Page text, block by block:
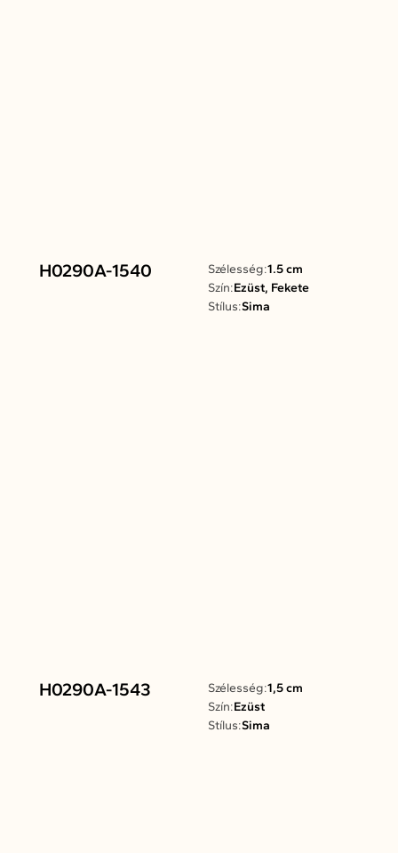
H0290A-1540 Szélesség:1.5 cm
Szín:Ezüst, Fekete
Stílus:Sima
H0290A-1543 Szélesség:1,5 cm
Szín:Ezüst
Stílus:Sima